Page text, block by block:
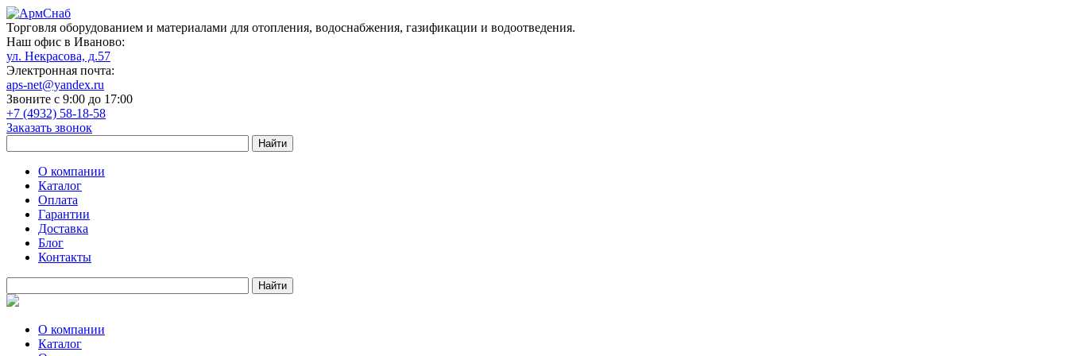
Торговля оборудованием и материалами для отопления, водоснабжения, газификации и водоотведения.
Наш офис в Иваново:
ул. Некрасова, д.57
Электронная почта:
aps-net@yandex.ru
Звоните с 9:00 до 17:00
+7 (4932) 58-18-58
Заказать звонок
О компании
Каталог
Оплата
Гарантии
Доставка
Блог
Контакты
О компании
Каталог